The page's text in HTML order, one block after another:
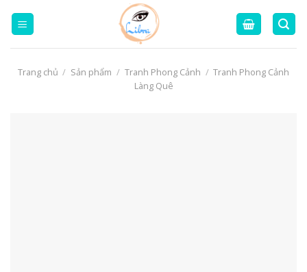
Trang chủ / Sản phẩm / Tranh Phong Cảnh / Tranh Phong Cảnh
Làng Quê